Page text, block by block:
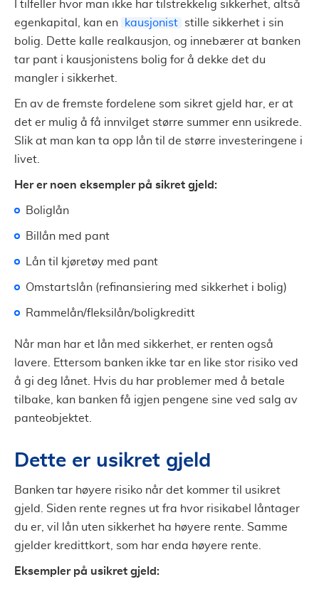
I tilfeller hvor man ikke har tilstrekkelig sikkerhet, altså
egenkapital, kan en
kausjonist
stille sikkerhet i sin
bolig. Dette kalle realkausjon, og innebærer at banken
tar pant i kausjonistens bolig for å dekke det du
mangler i sikkerhet.
En av de fremste fordelene som sikret gjeld har, er at
det er mulig å få innvilget større summer enn usikrede.
Slik at man kan ta opp lån til de større investeringene i
livet.
Her er noen eksempler på sikret gjeld:
Boliglån
Billån med pant
Lån til kjøretøy med pant
Omstartslån (refinansiering med sikkerhet i bolig)
Rammelån/fleksilån/boligkreditt
Når man har et lån med sikkerhet, er renten også
lavere. Ettersom banken ikke tar en like stor risiko ved
å gi deg lånet. Hvis du har problemer med å betale
tilbake, kan banken få igjen pengene sine ved salg av
panteobjektet.
Dette er usikret gjeld
Banken tar høyere risiko når det kommer til usikret
gjeld. Siden rente regnes ut fra hvor risikabel låntager
du er, vil lån uten sikkerhet ha høyere rente. Samme
gjelder kredittkort, som har enda høyere rente.
Eksempler på usikret gjeld: